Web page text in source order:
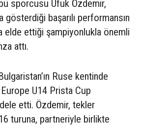
sporcusu Ufuk Özdemir,
gösterdiği başarılı performansın
elde ettiği şampiyonlukla önemli
attı.
Ruse kentinde
U14 Prista Cup
etti. Özdemir, tekler
turuna, partneriyle birlikte